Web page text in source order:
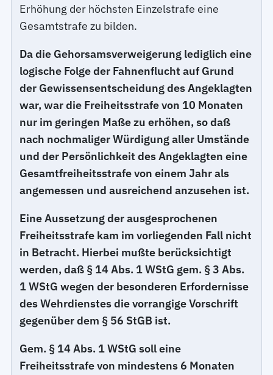
Erhöhung der höchsten Einzelstrafe eine
Gesamtstrafe zu bilden.
Da die Gehorsamsverweigerung lediglich eine
logische Folge der Fahnenflucht auf Grund
der Gewissensentscheidung des Angeklagten
war, war die Freiheitsstrafe von 10 Monaten
nur im geringen Maße zu erhöhen, so daß
nach nochmaliger Würdigung aller Umstände
und der Persönlichkeit des Angeklagten eine
Gesamtfreiheitsstrafe von einem Jahr als
angemessen und ausreichend anzusehen ist.
Eine Aussetzung der ausgesprochenen
Freiheitsstrafe kam im vorliegenden Fall nicht
in Betracht. Hierbei mußte berücksichtigt
werden, daß § 14 Abs. 1 WStG gem. § 3 Abs.
1 WStG wegen der besonderen Erfordernisse
des Wehrdienstes die vorrangige Vorschrift
gegenüber dem § 56 StGB ist.
Gem. § 14 Abs. 1 WStG soll eine
Freiheitsstrafe von mindestens 6 Monaten